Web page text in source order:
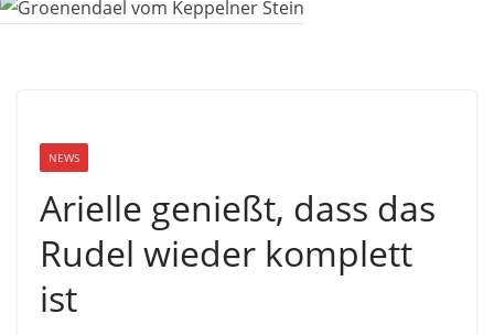
NEWS
Arielle genießt, dass das
Rudel wieder komplett
ist